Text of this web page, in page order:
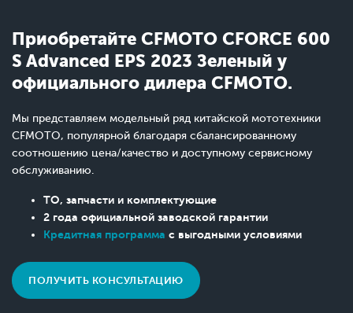
Приобретайте CFMOTO CFORCE 600
S Advanced EPS 2023 Зеленый у
официального дилера CFMOTO.
Мы представляем модельный ряд китайской мототехники
CFMOTO, популярной благодаря сбалансированному
соотношению цена/качество и доступному сервисному
обслуживанию.
ТО, запчасти и комплектующие
2 года официальной заводской гарантии
Кредитная программа с выгодными условиями
ПОЛУЧИТЬ КОНСУЛЬТАЦИЮ